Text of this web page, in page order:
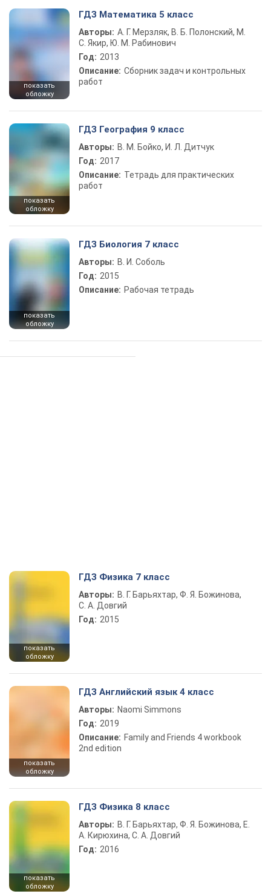
показать
обложку
ГДЗ Математика 5 класс
Авторы: А. Г. Мерзляк, В. Б. Полонский, М.
С. Якир, Ю. М. Рабинович
Год: 2013
Описание: Сборник задач и контрольных
работ
показать
обложку
ГДЗ География 9 класс
Авторы: В. М. Бойко, И. Л. Дитчук
Год: 2017
Описание: Тетрадь для практических
работ
показать
обложку
ГДЗ Биология 7 класс
Авторы: В. И. Соболь
Год: 2015
Описание: Рабочая тетрадь
показать
обложку
ГДЗ Физика 7 класс
Авторы: В. Г. Барьяхтар, Ф. Я. Божинова,
С. А. Довгий
Год: 2015
показать
обложку
ГДЗ Английский язык 4 класс
Авторы: Naomi Simmons
Год: 2019
Описание: Family and Friends 4 workbook
2nd edition
показать
обложку
ГДЗ Физика 8 класс
Авторы: В. Г. Барьяхтар, Ф. Я. Божинова, Е.
А. Кирюхина, С. А. Довгий
Год: 2016